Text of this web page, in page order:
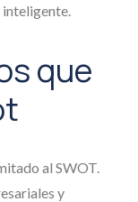
inteligente.
que
al SWOT.
y